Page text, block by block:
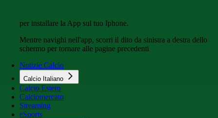
per installare la App sul tuo Iphone.
Mentre navighi nell'app, scorri il dito da sinistra a destra dello
schermo per tornare alle pagine precedenti
Notizie Calcio
Calcio Italiano
Calcio Estero
Calciomercato
Streaming
eSports